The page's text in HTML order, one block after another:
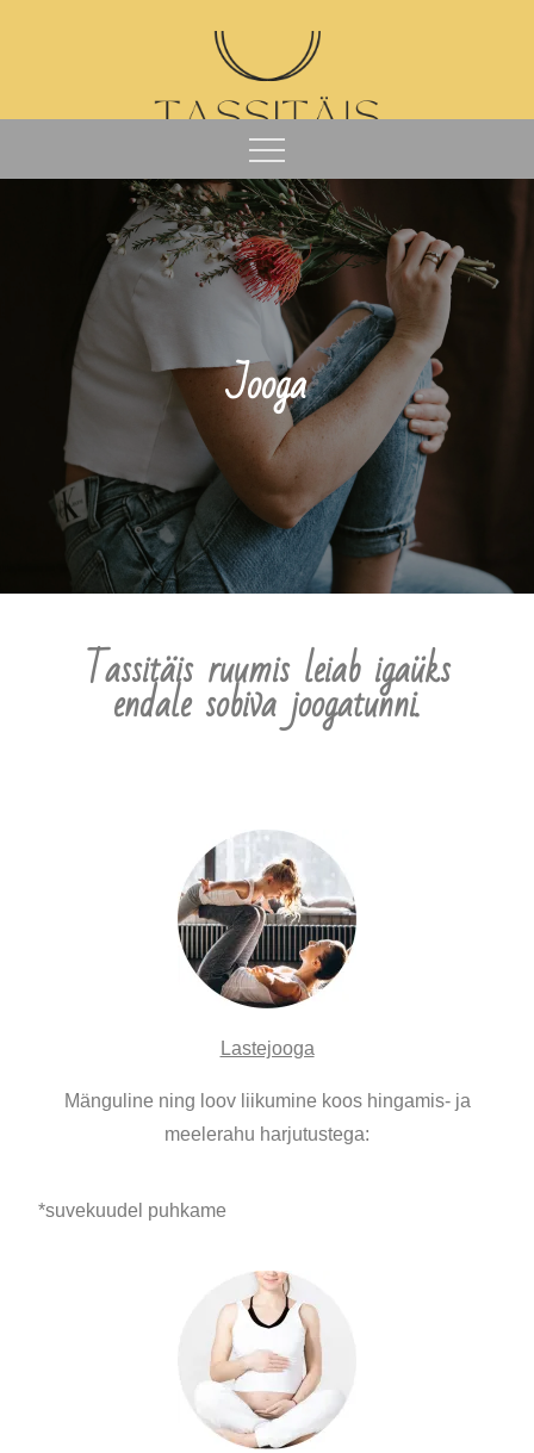
Jooga
Tassitäis ruumis leiab igaüks
endale sobiva joogatunni.
Lastejooga
Mänguline ning loov liikumine koos hingamis- ja
meelerahu harjutustega:
*suvekuudel puhkame